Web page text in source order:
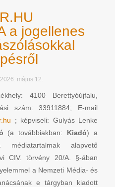
a jogellenes
május 12.
4100 Berettyóújfalu,
szám: 33911884; E-mail
; képviseli: Gulyás Lenke
(a továbbiakban: Kiadó) a
alapvető
CIV. törvény 20/A. §-ában
a Nemzeti Média- és
e tárgyban kiadott